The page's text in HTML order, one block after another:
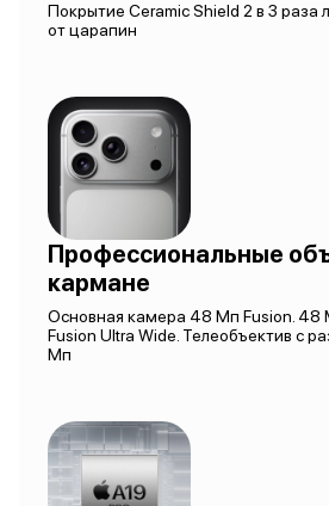
Покрытие Ceramic Shield 2 в 3
от царапин
Профессиональные
кармане
Основная камера 48 Мп Fusion. 48
Fusion Ultra Wide. Телеобъектив с
Мп